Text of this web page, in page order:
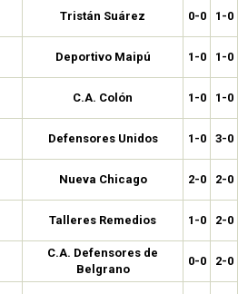
Tristán Suárez 0-0 1-0
Deportivo Maipú 1-0 1-0
C.A. Colón 1-0 1-0
Defensores Unidos 1-0 3-0
Nueva Chicago 2-0 2-0
Talleres Remedios 1-0 2-0
C.A. Defensores de
Belgrano
0-0 2-0